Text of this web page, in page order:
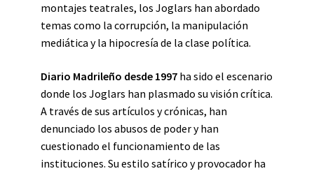
montajes teatrales, los Joglars han abordado
temas como la corrupción, la manipulación
mediática y la hipocresía de la clase política.
Diario Madrileño desde 1997 ha sido el escenario
donde los Joglars han plasmado su visión crítica.
A través de sus artículos y crónicas, han
denunciado los abusos de poder y han
cuestionado el funcionamiento de las
instituciones. Su estilo satírico y provocador ha